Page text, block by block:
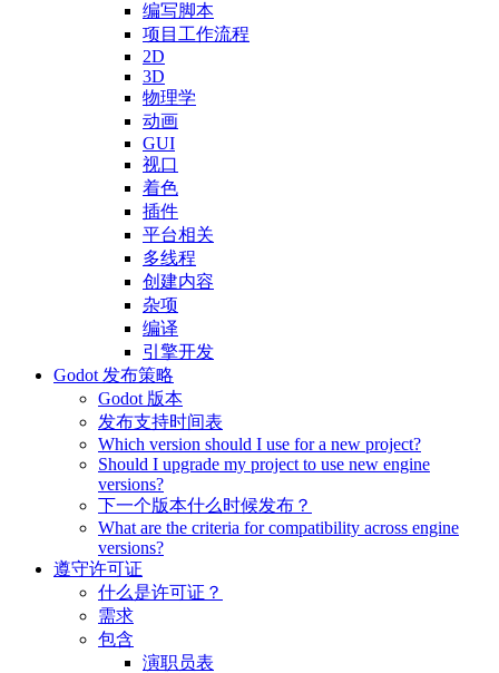
编写脚本
项目工作流程
2D
3D
物理学
动画
GUI
视口
着色
插件
平台相关
多线程
创建内容
杂项
编译
引擎开发
Godot 发布策略
Godot 版本
发布支持时间表
Which version should I use for a new project?
Should I upgrade my project to use new engine
versions?
下一个版本什么时候发布？
What are the criteria for compatibility across engine
versions?
遵守许可证
什么是许可证？
需求
包含
演职员表